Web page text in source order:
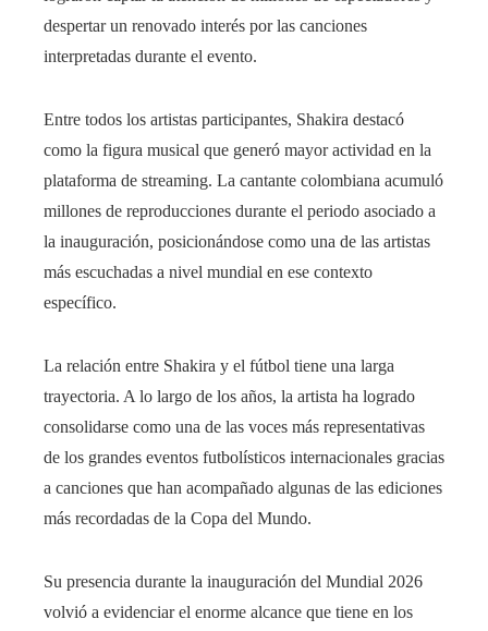
despertar un renovado interés por las canciones
interpretadas durante el evento.
Entre todos los artistas participantes, Shakira destacó
como la figura musical que generó mayor actividad en la
plataforma de streaming. La cantante colombiana acumuló
millones de reproducciones durante el periodo asociado a
la inauguración, posicionándose como una de las artistas
más escuchadas a nivel mundial en ese contexto
específico.
La relación entre Shakira y el fútbol tiene una larga
trayectoria. A lo largo de los años, la artista ha logrado
consolidarse como una de las voces más representativas
de los grandes eventos futbolísticos internacionales gracias
a canciones que han acompañado algunas de las ediciones
más recordadas de la Copa del Mundo.
Su presencia durante la inauguración del Mundial 2026
volvió a evidenciar el enorme alcance que tiene en los